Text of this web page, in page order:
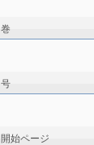
巻
号
開始ページ